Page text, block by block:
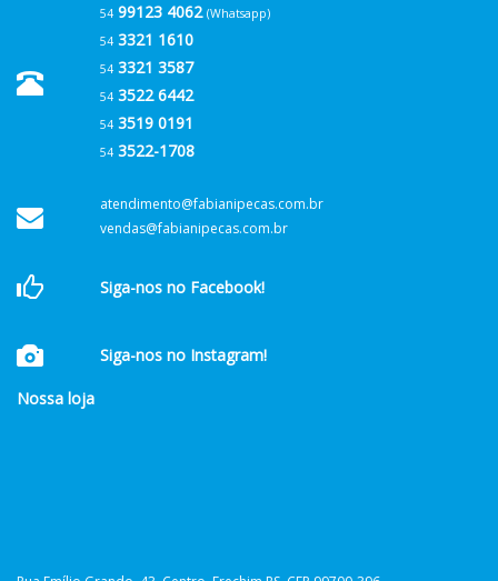
5499123 4062 (Whatsapp)
543321 1610
543321 3587
543522 6442
543519 0191
543522-1708
atendimento@fabianipecas.com.br
vendas@fabianipecas.com.br
Siga-nos no Facebook!
Siga-nos no Instagram!
Nossa loja